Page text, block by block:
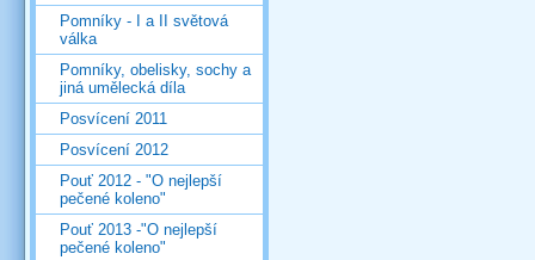
Pomníky - I a II světová
válka
Pomníky, obelisky, sochy a
jiná umělecká díla
Posvícení 2011
Posvícení 2012
Pouť 2012 - "O nejlepší
pečené koleno"
Pouť 2013 -"O nejlepší
pečené koleno"